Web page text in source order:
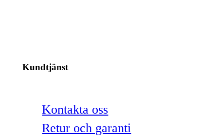
Kundtjänst
Kontakta oss
Retur och garanti